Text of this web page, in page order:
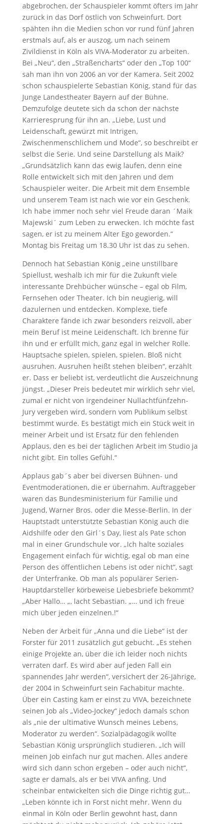
abgebrochen, der Schauspieler kommt öfters im Jahr
zurück in das Dorf östlich von Schweinfurt. Dort
spähten ihn die Medien schon vor rund fünf Jahren
erstmals auf, als er auszog, um nach seinem
Zivildienst in Köln als VIVA-Moderator zu arbeiten.
Bei „Neu“, den „Straßencharts“ oder den „Top 100“
sah man ihn von 2006 an vor der Kamera. Seit 2002
schon schauspielerte Sebastian König, stand für das
Junge Landestheater Bayern auf der Bühne.
Demzufolge deutete sich da schon der nächste
Karrieresprung für ihn an. „Liebe, Lust und
Leidenschaft, gewürzt mit Intrigen,
Zwischenmenschlichem und Mode“, so beschreibt er
selbst die Serie. Und seine Darstellung als Maik?
„Grundsätzlich kann das ewig laufen, denn eine
Rolle entwickelt sich mit den Jahren und dem
Schauspieler weiter. Die Arbeit mit dem Ensemble
und unserem Team ist nach wie vor ein Geschenk.
Ich habe immer noch sehr viel Freude daran ´Maik
Majewski´ zum Leben zu erwecken. Ich möchte fast
sagen, er ist zu meinem Alter Ego geworden.“
Montag bis Freitag um 18.30 Uhr ist das zu sehen.
Dennoch hat Sebastian König „eine unstillbare
Spiellust, weshalb ich mir für die Zukunft viele
interessante Drehbücher wünsche – egal ob Film,
Fernsehen oder Theater. Ich bin neugierig, will
dazulernen und entdecken. Komplexe, tiefe
Charaktere fände ich zwar besonders reizvoll, aber
mein Beruf ist meine Leidenschaft. Ich brenne für
ihn und er erfüllt mich, ganz egal in welcher Rolle.
Hauptsache spielen, spielen, spielen. Bloß nicht
ausruhen. Ausruhen heißt stehen bleiben“, erzählt
er. Dass er beliebt ist, verdeutlicht die Auszeichnung
jüngst. „Dieser Preis bedeutet mir wirklich sehr viel,
zumal er nicht von irgendeiner Nullachtfünfzehn-
Jury vergeben wird, sondern vom Publikum selbst
bestimmt wurde. Es bestätigt mich ein Stück weit in
meiner Arbeit und ist Ersatz für den fehlenden
Applaus, den es bei der täglichen Arbeit im Studio ja
nicht gibt. Ein tolles Gefühl.“
Applaus gab´s aber bei diversen Bühnen- und
Eventmoderationen, die er übernahm. Auftraggeber
waren das Bundesministerium für Familie und
Jugend, Warner Bros. oder die Messe-Berlin. In der
Hauptstadt unterstützte Sebastian König auch die
Aidshilfe oder den Girl´s Day, liest als Pate schon
mal in einer Grundschule vor. „Ich halte soziales
Engagement einfach für wichtig, egal ob man eine
Person des öffentlichen Lebens ist oder nicht“, sagt
der Unterfranke. Ob man als populärer Serien-
Hauptdarsteller körbeweise Liebesbriefe bekommt?
„Aber Hallo… „, lacht Sebastian. „… und ich freue
mich über jeden einzelnen.!“
Neben der Arbeit für „Anna und die Liebe“ ist der
Forster für 2011 zusätzlich gut gebucht. „Es stehen
einige Projekte an, über die ich leider noch nichts
verraten darf. Es wird aber auf jeden Fall ein
spannendes Jahr werden“, versichert der 26-Jährige,
der 2004 in Schweinfurt sein Fachabitur machte.
Über ein Casting kam er einst zu VIVA, bezeichnete
seinen Job als „Video-Jockey“ jedoch damals schon
als „nie der ultimative Wunsch meines Lebens,
Moderator zu werden“. Sozialpädagogik wollte
Sebastian König ursprünglich studieren. „Ich will
meinen Job einfach nur gut machen. Alles andere
wird sich dann schon ergeben – oder auch nicht“,
sagte er damals, als er bei VIVA anfing. Und
scheinbar entwickelten sich die Dinge richtig gut…
„Leben könnte ich in Forst nicht mehr. Wenn du
einmal in Köln oder Berlin gewohnt hast, dann